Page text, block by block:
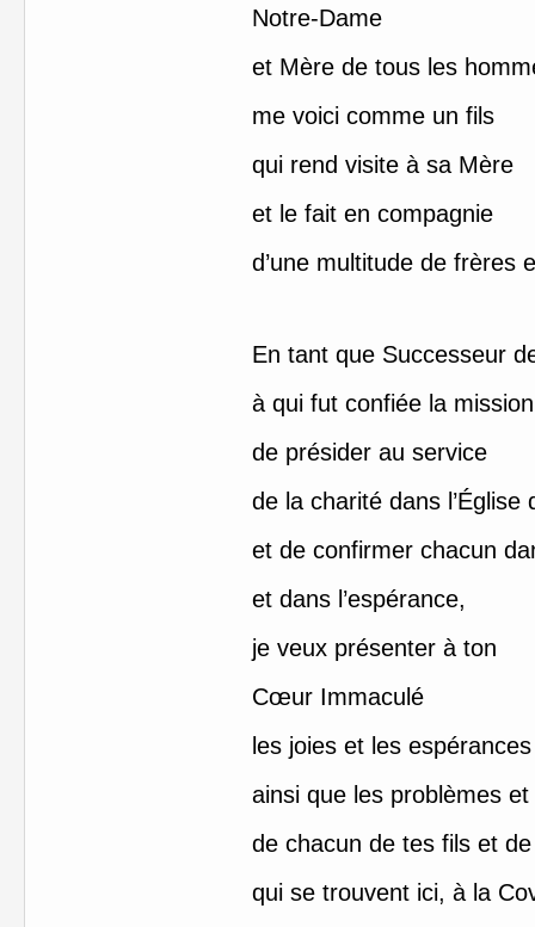
Notre-Dame
et Mère de tous les
me voici comme un fils
qui rend visite à sa Mère
et le fait en compagnie
d’une multitude de frères
En tant que Successeur
à qui fut confiée la mission
de présider au service
de la charité dans l’Église
et de confirmer chacun
et dans l’espérance,
je veux présenter à ton
Cœur Immaculé
les joies et les espérances
ainsi que les problèmes
de chacun de tes fils et
qui se trouvent ici, à la